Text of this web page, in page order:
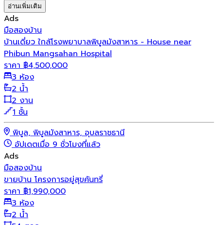
อ่านเพิ่มเติม
Ads
มือสองบ้าน
บ้านเดี่ยว ใกล้โรงพยาบาลพิบูลมังสาหาร - House near
Phibun Mangsahan Hospital
ราคา ฿4,500,000
3 ห้อง
2 น้ำ
2 งาน
1 ชั้น
พิบูล, พิบูลมังสาหาร, อุบลราชธานี
อัปเดตเมื่อ 9 ชั่วโมงที่แล้ว
Ads
มือสองบ้าน
ขายบ้าน โครงการอยู่สุขคันทรี่
ราคา ฿1,990,000
3 ห้อง
2 น้ำ